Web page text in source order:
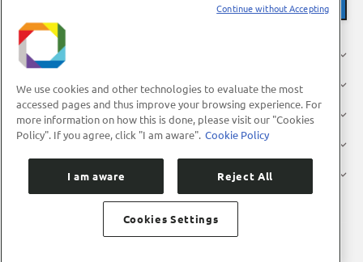
About Us
Research
Industry
Users
We use cookies and other technologies to evaluate the most
accessed pages and thus improve your browsing experience. For
more information on how this is done, please visit our "Cookies
Policy". If you agree, click "I am aware". Cookie Policy
I am aware Reject All
Cookies Settings
Continue without Accepting